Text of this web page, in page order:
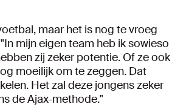
maar het is nog te vroeg
mijn eigen team heb ik sowieso
zij zeker potentie. Of ze ook
moeilijk om te zeggen. Dat
Het zal deze jongens zeker
de Ajax-methode."